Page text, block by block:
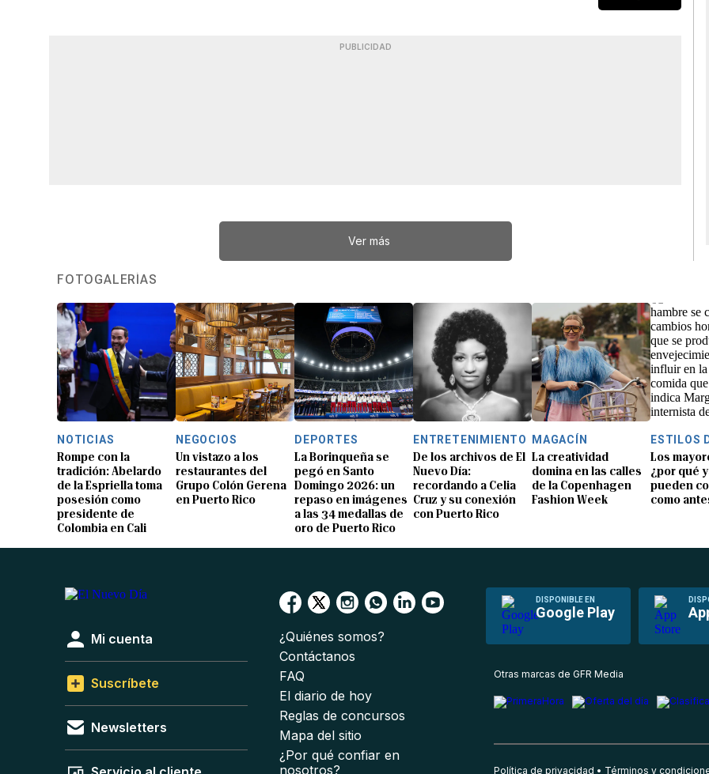
PUBLICIDAD
Ver más
FOTOGALERÍAS
NOTICIAS
Rompe con la
tradición: Abelardo
de la Espriella toma
posesión como
presidente de
Colombia en Cali
NEGOCIOS
Un vistazo a los
restaurantes del
Grupo Colón Gerena
en Puerto Rico
DEPORTES
La Borinqueña se
pegó en Santo
Domingo 2026: un
repaso en imágenes
a las 34 medallas de
oro de Puerto Rico
ENTRETENIMIENTO
De los archivos de El
Nuevo Día:
recordando a Celia
Cruz y su conexión
con Puerto Rico
MAGACÍN
La creatividad
domina en las calles
de la Copenhagen
Fashion Week
ESTILOS
Los
¿por qué
pueden
como
DISPONIBLE EN
Google Play
Mi cuenta
Suscríbete
Newsletters
¿Quiénes somos?
Contáctanos
FAQ
El diario de hoy
Reglas de concursos
Mapa del sitio
¿Por qué confiar en
nosotros?
Otras marcas de GFR Media
Política de privacidad Términos y